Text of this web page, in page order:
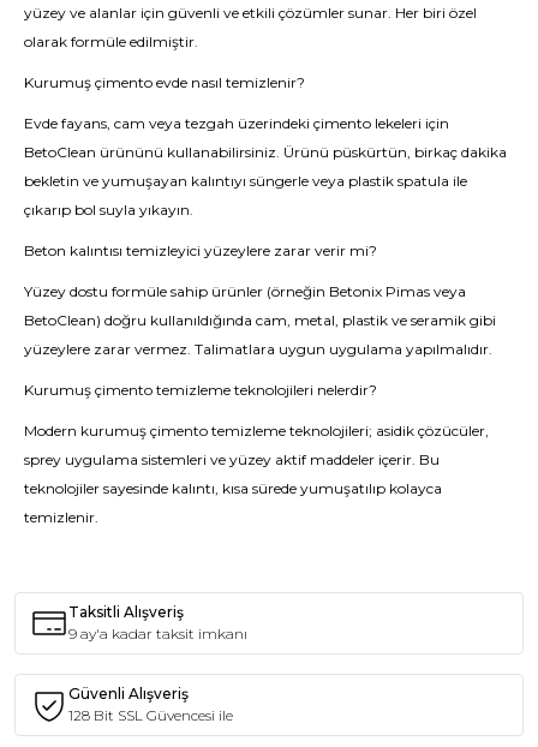
yüzey ve alanlar için güvenli ve etkili çözümler sunar. Her biri özel
olarak formüle edilmiştir.
Kurumuş çimento evde nasıl temizlenir?
Evde fayans, cam veya tezgah üzerindeki çimento lekeleri için
BetoClean ürününü kullanabilirsiniz. Ürünü püskürtün, birkaç dakika
bekletin ve yumuşayan kalıntıyı süngerle veya plastik spatula ile
çıkarıp bol suyla yıkayın.
Beton kalıntısı temizleyici yüzeylere zarar verir mi?
Yüzey dostu formüle sahip ürünler (örneğin Betonix Pimas veya
BetoClean) doğru kullanıldığında cam, metal, plastik ve seramik gibi
yüzeylere zarar vermez. Talimatlara uygun uygulama yapılmalıdır.
Kurumuş çimento temizleme teknolojileri nelerdir?
Modern kurumuş çimento temizleme teknolojileri; asidik çözücüler,
sprey uygulama sistemleri ve yüzey aktif maddeler içerir. Bu
teknolojiler sayesinde kalıntı, kısa sürede yumuşatılıp kolayca
temizlenir.
Taksitli Alışveriş
9 ay'a kadar taksit imkanı
Güvenli Alışveriş
128 Bit SSL Güvencesi ile